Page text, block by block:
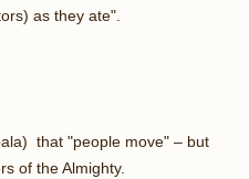
as they ate".
that "people move" – but
of the Almighty.